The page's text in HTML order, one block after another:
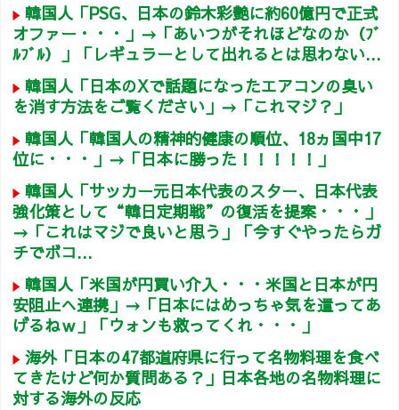
韓国人「PSG、日本の鈴木彩艶に約60億円で正式
オファー・・・」→「あいつがそれほどなのか（ﾌﾞ
ﾙﾌﾞﾙ）」「レギュラーとして出れるとは思わない...
韓国人「日本のXで話題になったエアコンの臭い
を消す方法をご覧ください」→「これマジ？」
韓国人「韓国人の精神的健康の順位、18ヵ国中17
位に・・・」→「日本に勝った！！！！！」
韓国人「サッカー元日本代表のスター、日本代表
強化策として“韓日定期戦”の復活を提案・・・」
→「これはマジで良いと思う」「今すぐやったらガ
チでボコ...
韓国人「米国が円買い介入・・・米国と日本が円
安阻止へ連携」→「日本にはめっちゃ気を遣ってあ
げるねｗ」「ウォンも救ってくれ・・・」
海外「日本の47都道府県に行って名物料理を食べ
てきたけど何か質問ある？」日本各地の名物料理に
対する海外の反応